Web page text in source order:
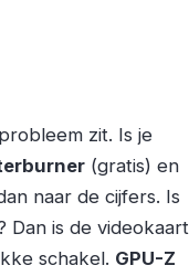
zit. Is je
(gratis) en
naar de cijfers. Is
Dan is de videokaart
schakel. GPU-Z